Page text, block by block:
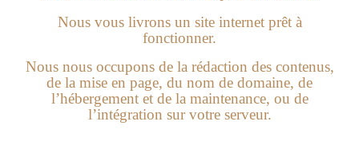
Nous vous livrons un site internet prêt à
fonctionner.
Nous nous occupons de la rédaction des contenus,
de la mise en page, du nom de domaine, de
l’hébergement et de la maintenance, ou de
l’intégration sur votre serveur.